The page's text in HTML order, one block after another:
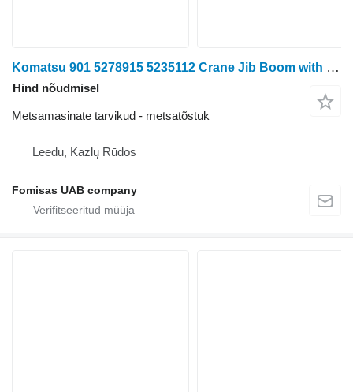
Komatsu 901 5278915 5235112 Crane Jib Boom with Telescope
Hind nõudmisel
Metsamasinate tarvikud - metsatõstuk
Leedu, Kazlų Rūdos
Fomisas UAB company